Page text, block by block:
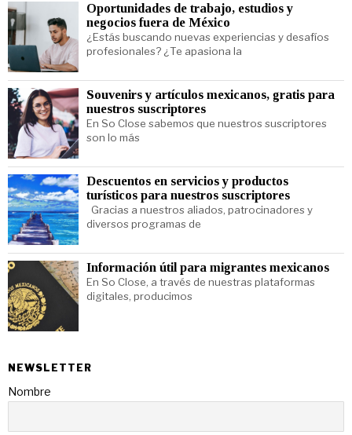
Oportunidades de trabajo, estudios y
negocios fuera de México
¿Estás buscando nuevas experiencias y desafíos
profesionales? ¿Te apasiona la
Souvenirs y artículos mexicanos, gratis para
nuestros suscriptores
En So Close sabemos que nuestros suscriptores
son lo más
Descuentos en servicios y productos
turísticos para nuestros suscriptores
Gracias a nuestros aliados, patrocinadores y
diversos programas de
Información útil para migrantes mexicanos
En So Close, a través de nuestras plataformas
digitales, producimos
NEWSLETTER
Nombre